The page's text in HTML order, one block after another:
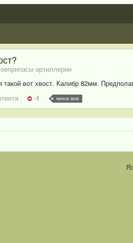
артиллерии
вот хвост. Калибр 82мм.
-1 мина вов